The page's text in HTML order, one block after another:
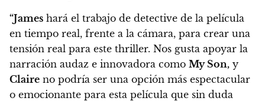
“James hará el trabajo de detective de la película
en tiempo real, frente a la cámara, para crear una
tensión real para este thriller. Nos gusta apoyar la
narración audaz e innovadora como My Son, y
Claire no podría ser una opción más espectacular
o emocionante para esta película que sin duda